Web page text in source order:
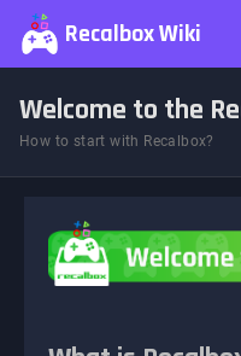
Recalbox Wiki
Welcome to the
How to start with Recalbox?